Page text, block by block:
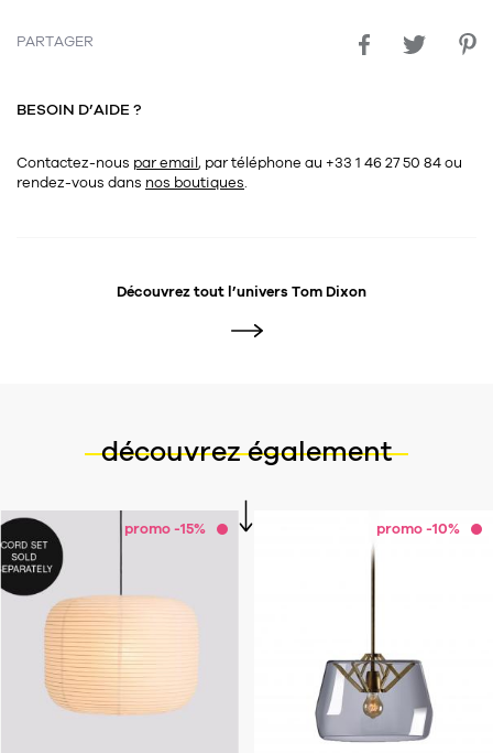
PARTAGER
BESOIN D’AIDE ?
Contactez-nous par email, par téléphone au +33 1 46 27 50 84ou
rendez-vous dans nos boutiques.
Découvrez tout l’univers Tom Dixon
découvrez également
promo -15% promo -10%